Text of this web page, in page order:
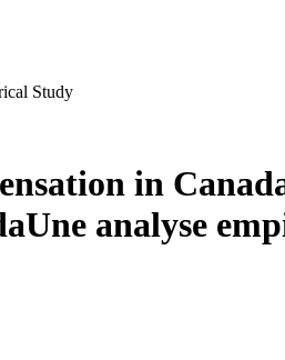
Study
in
Une analyse